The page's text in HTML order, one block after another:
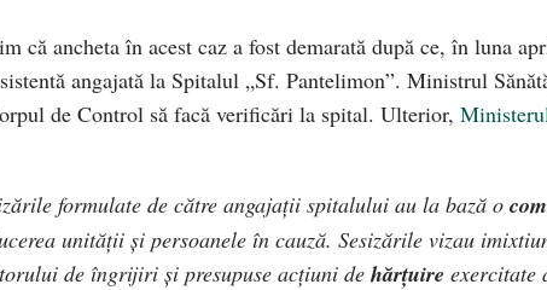
că ancheta în acest caz a fost demarată după ce, în luna
angajată la Spitalul „Sf. Pantelimon”. Ministrul
de Control să facă verificări la spital. Ulterior,
formulate de către angajații spitalului au la bază o
unității și persoanele în cauză. Sesizările vizau
de îngrijiri și presupuse acțiuni de hărțuire exercitate